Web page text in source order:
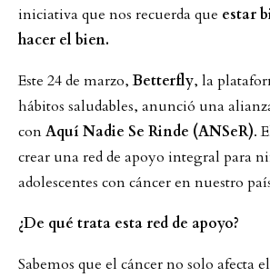
iniciativa que nos recuerda que estar
hacer el bien.
Este 24 de marzo,Betterfly, la
hábitos saludables, anunció una
conAquí Nadie Se Rinde (ANSeR).
crear una red de apoyo integral para
adolescentes con cáncer en nuestro
¿De qué trata esta red de apoyo?
Sabemos que el cáncer no solo afecta